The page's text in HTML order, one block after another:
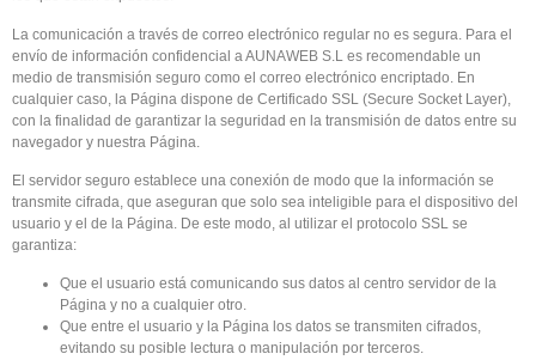
La comunicación a través de correo electrónico regular no es segura. Para el
envío de información confidencial a AUNAWEB S.L es recomendable un
medio de transmisión seguro como el correo electrónico encriptado. En
cualquier caso, la Página dispone de Certificado SSL (Secure Socket Layer),
con la finalidad de garantizar la seguridad en la transmisión de datos entre su
navegador y nuestra Página.
El servidor seguro establece una conexión de modo que la información se
transmite cifrada, que aseguran que solo sea inteligible para el dispositivo del
usuario y el de la Página. De este modo, al utilizar el protocolo SSL se
garantiza:
Que el usuario está comunicando sus datos al centro servidor de la
Página y no a cualquier otro.
Que entre el usuario y la Página los datos se transmiten cifrados,
evitando su posible lectura o manipulación por terceros.